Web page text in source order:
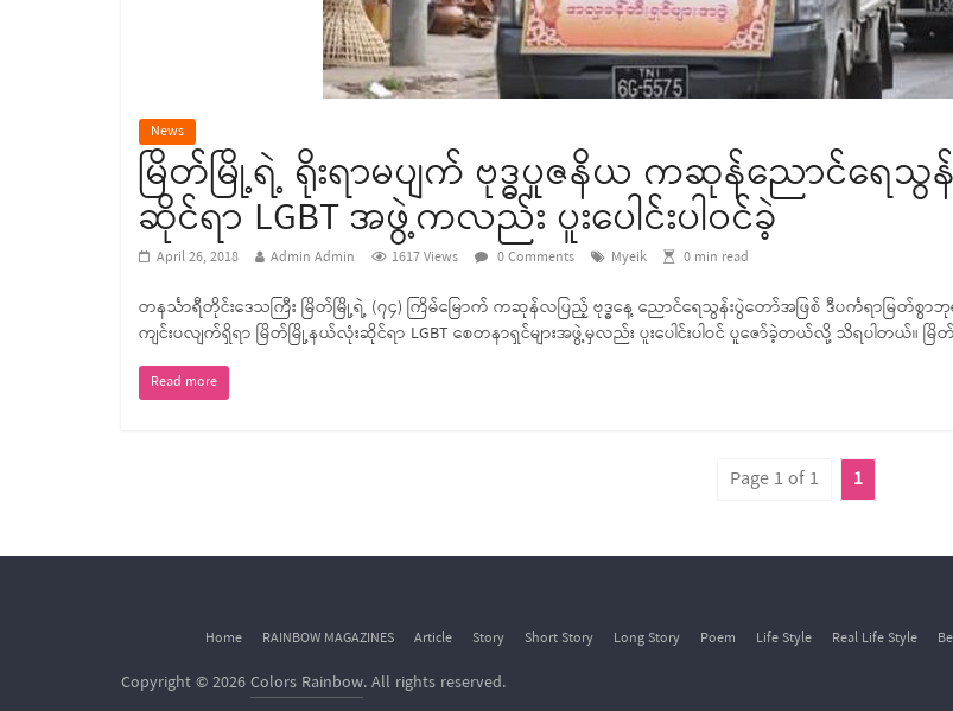
News
မြိတ်မြို့ရဲ့ ရိုးရာမပျက် ဗုဒ္ဓပူဇနိယ ကဆုန်ညောင်ရေသွ
ဆိုင်ရာ LGBT အဖွဲ့ကလည်း ပူးပေါင်းပါဝင်ခဲ့
April 26, 2018 Admin Admin 1617 Views 0 Comments Myeik 0 min read
တနင်္သာရီတိုင်းဒေသကြီး မြိတ်မြို့ရဲ့ (၇၄) ကြိမ်မြောက် ကဆုန်လပြည့် ဗုဒ္ဓနေ့ ညောင်ရေသွန်းပွဲတော်အဖြစ် ဒီပင်္ကရာမြတ်စွာ
ကျင်းပလျက်ရှိရာ မြိတ်မြို့နယ်လုံးဆိုင်ရာ LGBT စေတနာရှင်များအဖွဲ့မှလည်း ပူးပေါင်းပါဝင် ပူဇော်ခဲ့တယ်လို့ သိရပါတယ်။ မြိ
Read more
Page 1 of 1 1
Home RAINBOW MAGAZINES Article Story Short Story Long Story Poem Life Style Real Life Style
Copyright © 2026Colors Rainbow. All rights reserved.